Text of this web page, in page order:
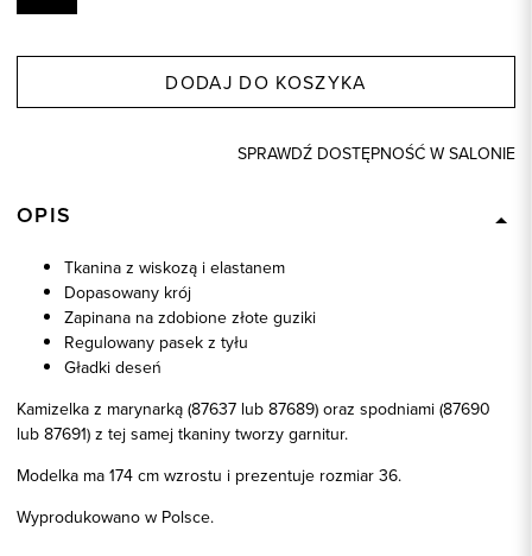
DODAJ DO KOSZYKA
SPRAWDŹ DOSTĘPNOŚĆ W SALONIE
OPIS
Tkanina z wiskozą i elastanem
Dopasowany krój
Zapinana na zdobione złote guziki
Regulowany pasek z tyłu
Gładki deseń
Kamizelka z marynarką (87637 lub 87689) oraz spodniami (87690
lub 87691) z tej samej tkaniny tworzy garnitur.
Modelka ma 174 cm wzrostu i prezentuje rozmiar 36.
Wyprodukowano w Polsce.